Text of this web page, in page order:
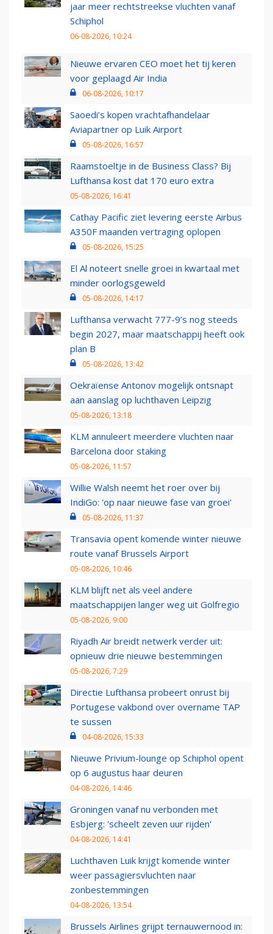
jaar meer rechtstreekse vluchten vanaf
Schiphol
06-08-2026, 10:24
Nieuwe ervaren CEO moet het tij keren
voor geplaagd Air India
06-08-2026, 10:17
Saoedi’s kopen vrachtafhandelaar
Aviapartner op Luik Airport
05-08-2026, 16:57
Raamstoeltje in de Business Class? Bij
Lufthansa kost dat 170 euro extra
05-08-2026, 16:41
Cathay Pacific ziet levering eerste Airbus
A350F maanden vertraging oplopen
05-08-2026, 15:25
El Al noteert snelle groei in kwartaal met
minder oorlogsgeweld
05-08-2026, 14:17
Lufthansa verwacht 777-9’s nog steeds
begin 2027, maar maatschappij heeft ook
plan B
05-08-2026, 13:42
Oekraïense Antonov mogelijk ontsnapt
aan aanslag op luchthaven Leipzig
05-08-2026, 13:18
KLM annuleert meerdere vluchten naar
Barcelona door staking
05-08-2026, 11:57
Willie Walsh neemt het roer over bij
IndiGo: 'op naar nieuwe fase van groei'
05-08-2026, 11:37
Transavia opent komende winter nieuwe
route vanaf Brussels Airport
05-08-2026, 10:46
KLM blijft net als veel andere
maatschappijen langer weg uit Golfregio
05-08-2026, 9:00
Riyadh Air breidt netwerk verder uit:
opnieuw drie nieuwe bestemmingen
05-08-2026, 7:29
Directie Lufthansa probeert onrust bij
Portugese vakbond over overname TAP
te sussen
04-08-2026, 15:33
Nieuwe Privium-lounge op Schiphol opent
op 6 augustus haar deuren
04-08-2026, 14:46
Groningen vanaf nu verbonden met
Esbjerg: 'scheelt zeven uur rijden'
04-08-2026, 14:41
Luchthaven Luik krijgt komende winter
weer passagiersvluchten naar
zonbestemmingen
04-08-2026, 13:54
Brussels Airlines grijpt ternauwernood in: